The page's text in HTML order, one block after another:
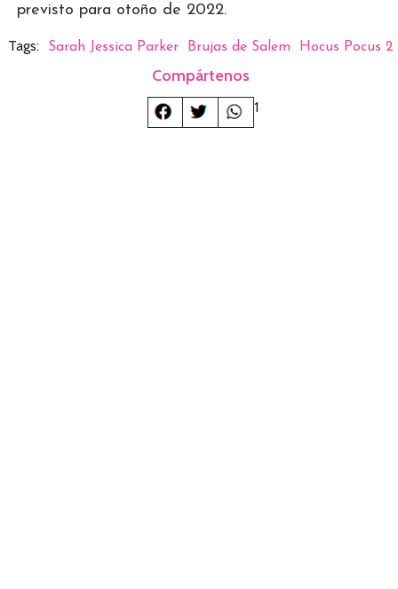
previsto para otoño de 2022.
Tags: Sarah Jessica Parker Brujas de Salem Hocus Pocus 2
Compártenos
1